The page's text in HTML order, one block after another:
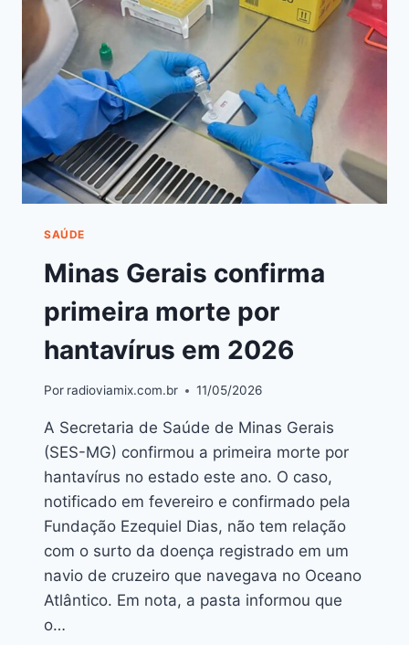
SAÚDE
Minas Gerais confirma
primeira morte por
hantavírus em 2026
Por radioviamix.com.br 11/05/2026
A Secretaria de Saúde de Minas Gerais
(SES-MG) confirmou a primeira morte por
hantavírus no estado este ano. O caso,
notificado em fevereiro e confirmado pela
Fundação Ezequiel Dias, não tem relação
com o surto da doença registrado em um
navio de cruzeiro que navegava no Oceano
Atlântico. Em nota, a pasta informou que
o…